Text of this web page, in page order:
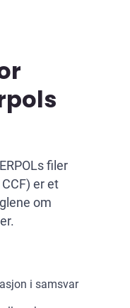
filer
er et
om
i samsvar